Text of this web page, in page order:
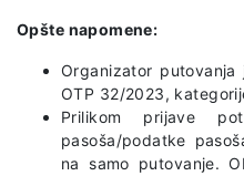
Opšte napomene:
Organizator putovanja
OTP 32/2023,
Prilikom prijave
pasoša/podatke
na samo putovanje.